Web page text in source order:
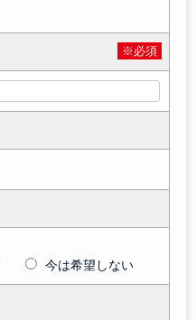
※必須
今は希望しない